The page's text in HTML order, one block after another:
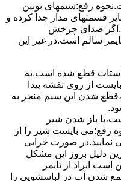
رﻓﻊ:سیمهای ﺑﻮﺑﯿﻦ
قسمتهای ﻣﺪار ﺟﺪا کرده و
ﻣﺘﺼﻞ کنید.اﮔﺮ ﺻﺪای ﭼﺮﺧﺶ
ﺳﺎﻟﻢ اﺳﺖ.در ﻏﯿﺮ اﯾﻦ
ﻗﻄﻊ ﺷﺪه اﺳﺖ.به
از روی ﻧﻘﺸﻪ ﭘﯿﺪا
ﺷﺪن اﯾﻦ ﺳﯿﻢ ﻣﻨﺠﺮ ﺑﻪ
ﺑﺎز ﺷﺪن ﺷﯿﺮ
رﻓﻊ:می بایست ﺷﯿﺮ را از
نمایید.در صورت خرابی
دلیل بروز این مشکل
ایراد از تایمر
شدن آب در لباسشویی را